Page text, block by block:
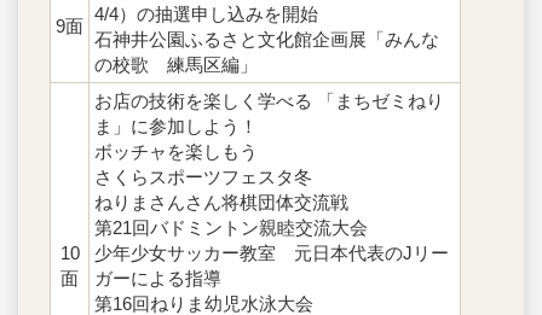
9面
4/4）の抽選申し込みを開始
石神井公園ふるさと文化館企画展「みんな
の校歌 練馬区編」
10
面
お店の技術を楽しく学べる 「まちゼミねり
ま」に参加しよう！
ボッチャを楽しもう
さくらスポーツフェスタ冬
ねりまさんさん将棋団体交流戦
第21回バドミントン親睦交流大会
少年少女サッカー教室 元日本代表のJリー
ガーによる指導
第16回ねりま幼児水泳大会